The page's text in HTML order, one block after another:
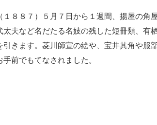
８８７）５月７日から１週間、揚屋の角
夫など名だたる名妓の残した短冊類、有
きます。菱川師宣の絵や、宝井其角や服
前でもてなされました。